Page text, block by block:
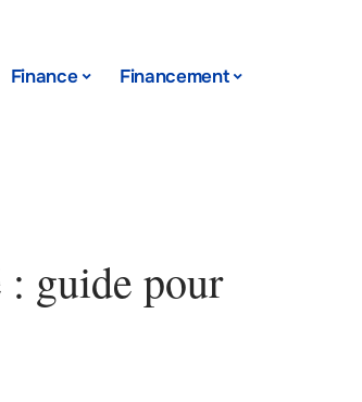
Finance Financement
guide pour